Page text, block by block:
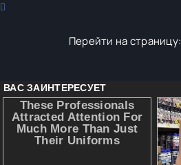
Перейти на страницу: